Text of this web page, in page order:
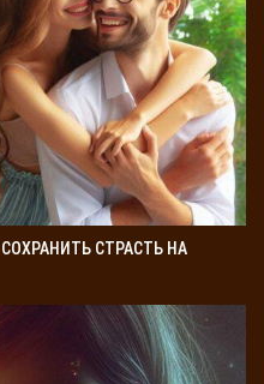
СТРАСТЬ НА